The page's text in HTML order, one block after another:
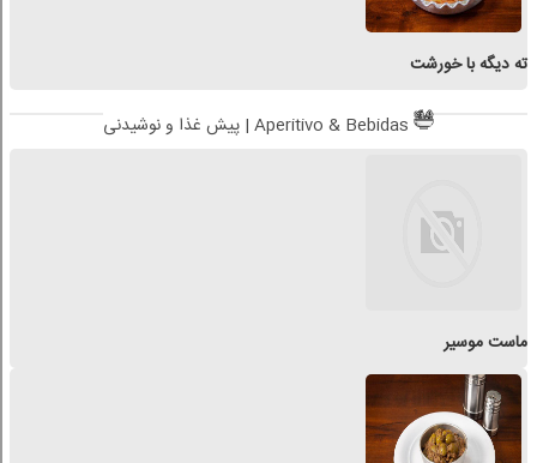
ته دیگه با خورشت
پیش غذا و نوشیدنی | Aperitivo & Bebidas
ماست موسیر